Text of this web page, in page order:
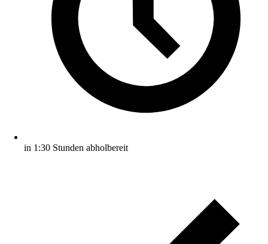
in 1:30 Stunden abholbereit